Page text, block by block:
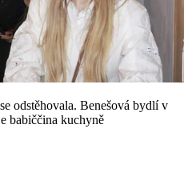
odstěhovala. Benešová bydlí v
babiččina kuchyně